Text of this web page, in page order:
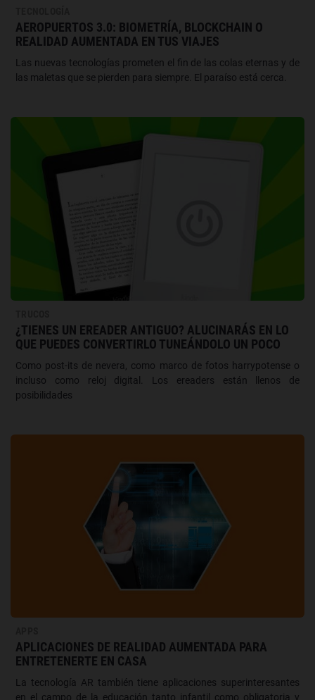
AEROPUERTOS 3.0: BIOMETRÍA, BLOCKCHAIN O
REALIDAD AUMENTADA EN TUS VIAJES
Las nuevas tecnologías prometen el fin de las colas eternas y de
las maletas que se pierden para siempre. El paraíso está cerca.
¿TIENES UN EREADER ANTIGUO? ALUCINARÁS EN LO
QUE PUEDES CONVERTIRLO TUNEÁNDOLO UN POCO
Como post-its de nevera, como marco de fotos harrypotense o
incluso como reloj digital. Los ereaders están llenos de
posibilidades
APLICACIONES DE REALIDAD AUMENTADA PARA
ENTRETENERTE EN CASA
La tecnología AR también tiene aplicaciones superinteresantes
en el campo de la educación tanto infantil como obligatoria y